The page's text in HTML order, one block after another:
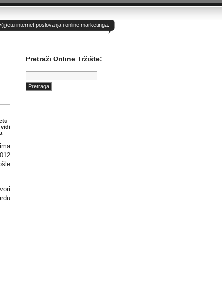
internet poslovanja i online marketinga.
vidi
Pretraži Online Tržište:
Pretraga: